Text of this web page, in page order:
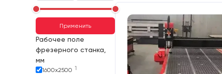
Применить
Рабочее поле
фрезерного станка,
мм
1600х2500 1